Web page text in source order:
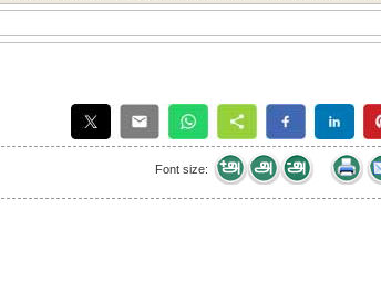
Font size: